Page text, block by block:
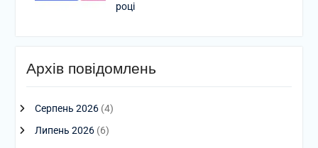
році
Архів повідомлень
Серпень 2026(4)
Липень 2026(6)